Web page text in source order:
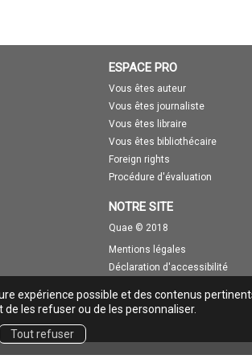
expérience possible et des contenus
les refuser ou de les personnaliser.
Tout refuser
ESPACE PRO
Vous êtes auteur
Vous êtes journaliste
Vous êtes libraire
Vous êtes bibliothécaire
Foreign rights
Procédure d'évaluation
NOTRE SITE
Quae © 2018
Mentions légales
Déclaration d'accessibilité